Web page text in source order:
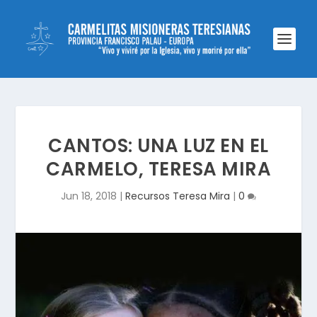
CANTOS: UNA LUZ EN EL
CARMELO, TERESA MIRA
Jun 18, 2018 | Recursos Teresa Mira | 0